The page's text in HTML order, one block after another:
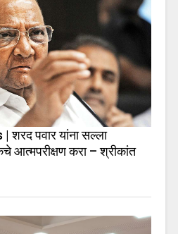
पवार यांना सल्ला
आत्मपरीक्षण करा – श्रीकांत